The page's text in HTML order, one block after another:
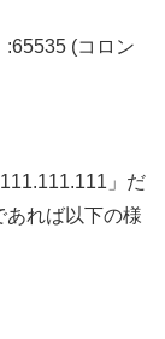
(コロン
」だ
あれば以下の様